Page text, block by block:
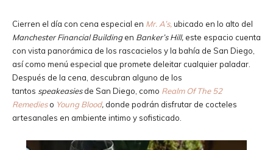
Cierren el día con cena especial en Mr. A’s, ubicado en lo alto del
Manchester Financial Buildingen Banker’s Hill, este espacio cuenta
con vista panorámica de los rascacielos y la bahía de San Diego,
así como menú especial que promete deleitar cualquier paladar.
Después de la cena, descubran alguno de los
tantos speakeasiesde San Diego, como Realm Of The 52
Remedieso Young Blood, donde podrán disfrutar de cocteles
artesanales en ambiente intimo y sofisticado.